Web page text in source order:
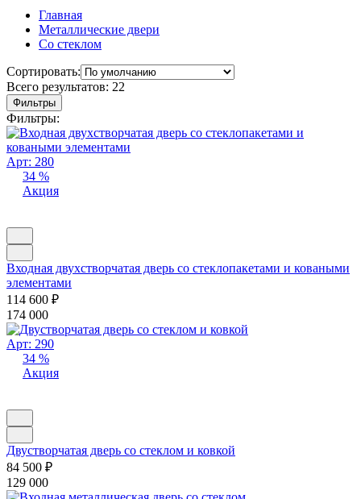
Главная
Металлические двери
Со стеклом
Сортировать:
Всего результатов: 22
Фильтры
Фильтры:
Арт: 280
34 %
Акция
Входная двухстворчатая дверь со стеклопакетами и коваными
элементами
114 600 ₽
174 000
Арт: 290
34 %
Акция
Двустворчатая дверь со стеклом и ковкой
84 500 ₽
129 000